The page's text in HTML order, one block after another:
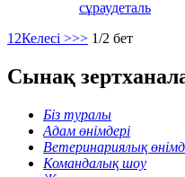
сұраудеталь
1 2Келесі >>> 1/2 бет
Сынақ
Біз туралы
Адам өнімдері
Ветеринариялық
Командалық шоу